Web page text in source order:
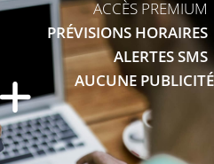
ACCÈS PREMIUM
PRÉVISIONS HORAIRES
ALERTES SMS
AUCUNE PUBLICITÉ